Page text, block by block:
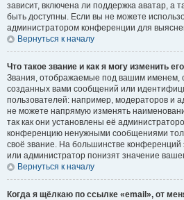
зависит, включена ли поддержка аватар, а
быть доступны. Если вы не можете
администратором конференции для
Вернуться к началу
Что такое звание и как я могу изменить
Звания, отображаемые под вашим именем,
созданных вами сообщений или
пользователей: например, модераторов и
не можете напрямую изменять
так как они установлены её
конференцию ненужными сообщениями
своё звание. На большинстве
или администратор понизят значение
Вернуться к началу
Когда я щёлкаю по ссылке «email», от